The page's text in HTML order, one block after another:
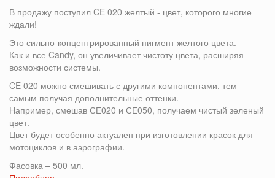
В продажу поступил CE 020 желтый - цвет, которого многие
ждали!
Это сильно-концентрированный пигмент желтого цвета.
Как и все Candy, он увеличивает чистоту цвета, расширяя
возможности системы.
CE 020 можно смешивать с другими компонентами, тем
самым получая дополнительные оттенки.
Например, смешав СЕ020 и СЕ050, получаем чистый зеленый
цвет.
Цвет будет особенно актуален при изготовлении красок для
мотоциклов и в аэрографии.
Фасовка – 500 мл.